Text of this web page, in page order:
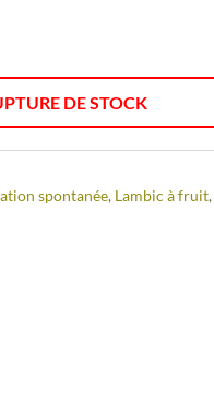
DE STOCK
spontanée, Lambic à fruit,